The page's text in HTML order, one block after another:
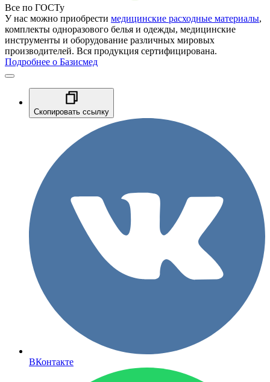
Все по ГОСТу
У нас можно приобрести медицинские расходные материалы,
комплекты одноразового белья и одежды, медицинские
инструменты и оборудование различных мировых
производителей. Вся продукция сертифицирована.
Подробнее о Базисмед
Скопировать ссылку
ВКонтакте